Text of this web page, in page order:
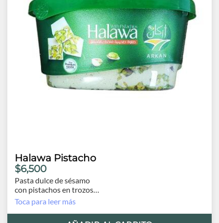
Halawa Pistacho
$6,500
Pasta dulce de sésamo
con pistachos en trozos
Contiene 375 grs
Origen EAU
Toca para leer más